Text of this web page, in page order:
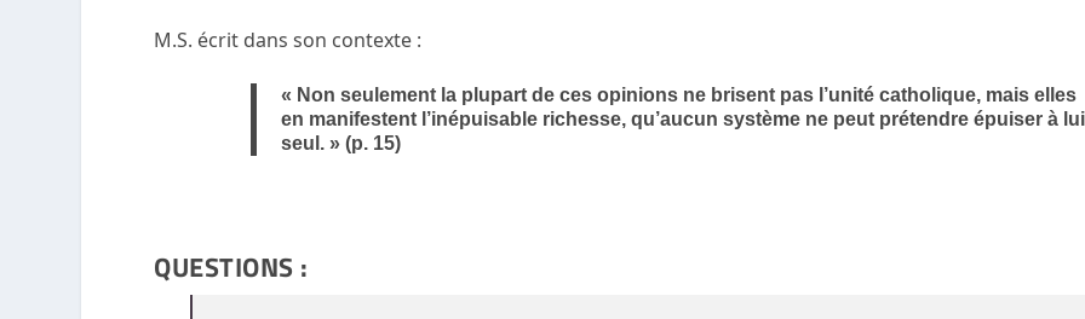
M.S. écrit dans son contexte :
« Non seulement la plupart de ces opinions ne brisent pas l’unité catholique, mais elles
en manifestent l’inépuisable richesse, qu’aucun système ne peut prétendre épuiser à lui
seul. » (p. 15)
QUESTIONS :